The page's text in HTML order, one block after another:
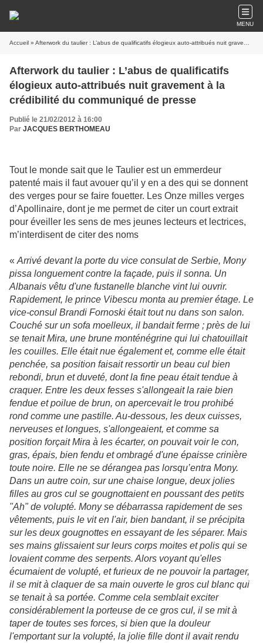
MENU
Accueil » Afterwork du taulier : L’abus de qualificatifs élogieux auto-attribués nuit gravement à la crédibilité du communiqué de presse
Afterwork du taulier : L’abus de qualificatifs
élogieux auto-attribués nuit gravement à la
crédibilité du communiqué de presse
Publié le 21/02/2012 à 16:00
Par JACQUES BERTHOMEAU
Tout le monde sait que le Taulier est un emmerdeur
patenté mais il faut avouer qu’il y en a des qui se donnent
des verges pour se faire fouetter. Les Onze milles verges
d’Apollinaire, dont je me permet de citer un court extrait
pour éveiller les sens de mes jeunes lecteurs et lectrices,
m’interdisent de citer des noms
« Arrivé devant la porte du vice consulat de Serbie, Mony
pissa longuement contre la façade, puis il sonna. Un
Albanais vêtu d'une fustanelle blanche vint lui ouvrir.
Rapidement, le prince Vibescu monta au premier étage. Le
vice-consul Brandi Fornoski était tout nu dans son salon.
Couché sur un sofa moelleux, il bandait ferme ; près de lui
se tenait Mira, une brune monténégrine qui lui chatouillait
les couilles. Elle était nue également et, comme elle était
penchée, sa position faisait ressortir un beau cul bien
rebondi, brun et duveté, dont la fine peau était tendue à
craquer. Entre les deux fesses s'allongeait la raie bien
fendue et poilue de brun, on apercevait le trou prohibé
rond comme une pastille. Au-dessous, les deux cuisses,
nerveuses et longues, s'allongeaient, et comme sa
position forçait Mira à les écarter, on pouvait voir le con,
gras, épais, bien fendu et ombragé d'une épaisse crinière
toute noire. Elle ne se dérangea pas lorsqu’entra Mony.
Dans un autre coin, sur une chaise longue, deux jolies
filles au gros cul se gougnottaient en poussant des petits
"Ah" de volupté. Mony se débarrassa rapidement de ses
vêtements, puis le vit en l'air, bien bandant, il se précipita
sur les deux gougnottes en essayant de les séparer. Mais
ses mains glissaient sur leurs corps moites et polis qui se
lovaient comme des serpents. Alors voyant qu'elles
écumaient de volupté, et furieux de ne pouvoir la partager,
il se mit à claquer de sa main ouverte le gros cul blanc qui
se tenait à sa portée. Comme cela semblait exciter
considérablement la porteuse de ce gros cul, il se mit à
taper de toutes ses forces, si bien que la douleur
l'emportant sur la volupté, la jolie fille dont il avait rendu